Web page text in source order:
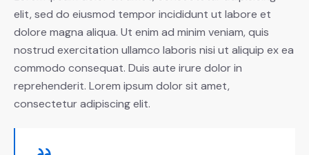
elit, sed do eiusmod tempor incididunt ut labore et
dolore magna aliqua. Ut enim ad minim veniam, quis
nostrud exercitation ullamco laboris nisi ut aliquip ex ea
commodo consequat. Duis aute irure dolor in
reprehenderit. Lorem ipsum dolor sit amet,
consectetur adipiscing elit.